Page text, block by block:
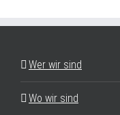
Wer wir sind
Wo wir sind